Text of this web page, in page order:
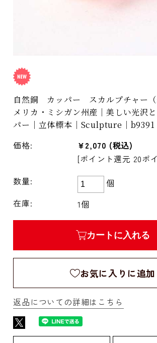
自然銅 カッパー スカルプチャー
メリカ・ミシガン州産｜美しい光沢
パー｜立体標本｜Sculpture｜b9391
価格: ¥2,070 (税込)
[ポイント還元 20ポ
数量:
個
在庫:
1個
カートに入れる
お気に入りに追加
返品についての詳細はこちら